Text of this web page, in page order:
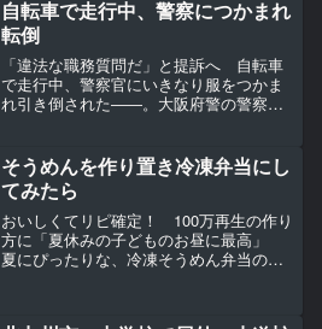
自転車で走行中、警察につかまれ
転倒
「違法な職務質問だ」と提訴へ 自転車
で走行中、警察官にいきなり服をつかま
れ引き倒された――。大阪府警の警察官
男性が8日にも大阪地裁に提訴する。後遺
症の慰謝料など約64...
そうめんを作り置き冷凍弁当にし
てみたら
おいしくてリピ確定！ 100万再生の作り
方に「夏休みの子どものお昼に最高」
夏にぴったりな、冷凍そうめん弁当の作